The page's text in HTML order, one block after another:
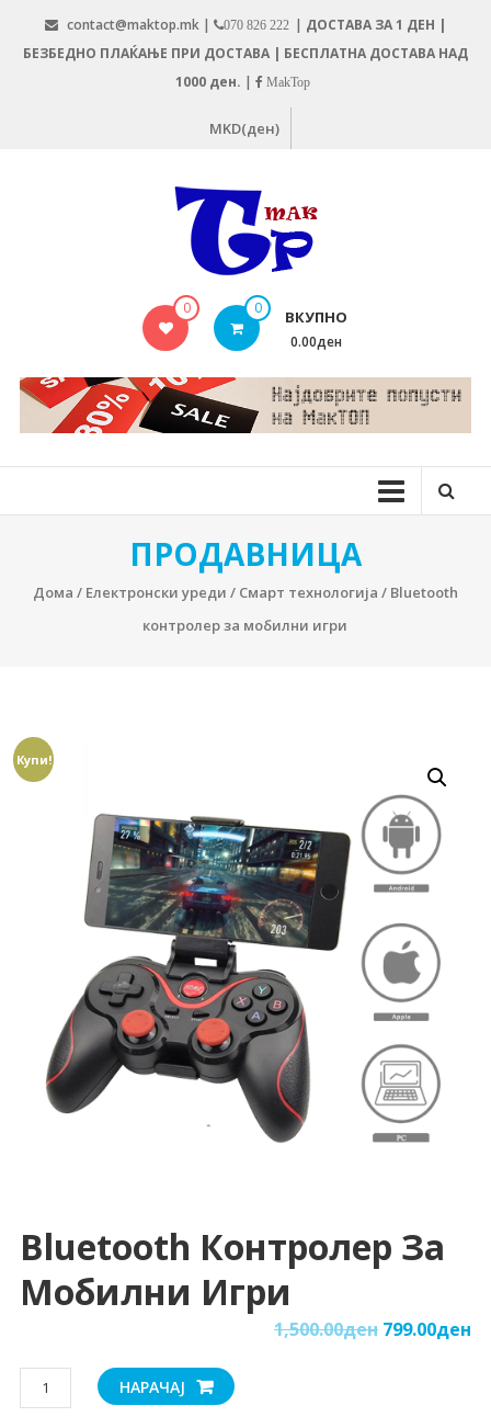
content
contact@maktop.mk | 070 826 222 | ДОСТАВА ЗА 1 ДЕН |
БЕЗБЕДНО ПЛАЌАЊЕ ПРИ ДОСТАВА | БЕСПЛАТНА ДОСТАВА НАД
1000 ден. | MakTop
MKD(ден)
MAKTOP.MK
0 0 ВКУПНО
0.00ден
ПРОДАВНИЦА
Дома / Електронски уреди / Смарт технологија / Bluetooth
контролер за мобилни игри
Купи!
Bluetooth Контролер За
Мобилни Игри
1,500.00ден 799.00ден
Bluetooth
контролер
НАРАЧАЈ